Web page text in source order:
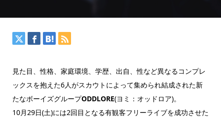
見た目、性格、家庭環境、学歴、出自、性など異なるコンプレ
ックスを抱えた6人がスカウトによって集められ結成された新
たなボーイズグループODDLORE(ヨミ：オッドロア)。
10月29日(土)には2回目となる有観客フリーライブを成功させた